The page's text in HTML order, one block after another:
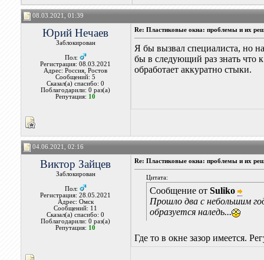
08.03.2021, 01:39
Юрий Нечаев
Заблокирован
Пол:
Регистрация: 08.03.2021
Адрес: Россия, Ростов
Сообщений: 5
Сказал(а) спасибо: 0
Поблагодарили: 0 раз(а)
Репутация: 10
Re: Пластиковые окна: проблемы и их
Я бы вызвал специалиста, но
бы в следующий раз знать что
обработает аккуратно стыки.
04.06.2021, 02:16
Виктор Зайцев
Заблокирован
Пол:
Регистрация: 28.05.2021
Адрес: Омск
Сообщений: 11
Сказал(а) спасибо: 0
Поблагодарили: 0 раз(а)
Репутация: 10
Re: Пластиковые окна: проблемы и их
Цитата:
Сообщение от Suliko
Прошло два с небольшим
образуется наледь...
Где то в окне зазор имеется.